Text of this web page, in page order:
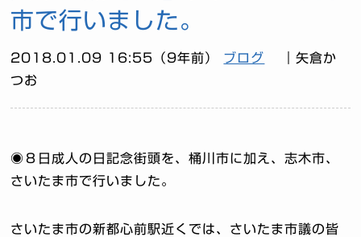
市で行いました。
2018.01.09 16:55（9年前） ブログ
｜矢倉か
つお
◉８日成人の日記念街頭を、桶川市に加え、志木市、
さいたま市で行いました。
さいたま市の新都心前駅近くでは、さいたま市議の皆